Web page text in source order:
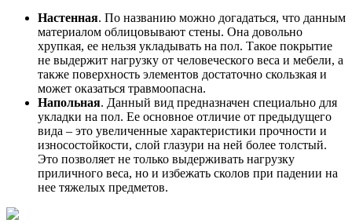
Настенная. По названию можно догадаться, что данным
материалом облицовывают стены. Она довольно
хрупкая, ее нельзя укладывать на пол. Такое покрытие
не выдержит нагрузку от человеческого веса и мебели, а
также поверхность элементов достаточно скользкая и
может оказаться травмоопасна.
Напольная. Данный вид предназначен специально для
укладки на пол. Ее основное отличие от предыдущего
вида – это увеличенные характеристики прочности и
износостойкости, слой глазури на ней более толстый.
Это позволяет не только выдерживать нагрузку
приличного веса, но и избежать сколов при падении на
нее тяжелых предметов.